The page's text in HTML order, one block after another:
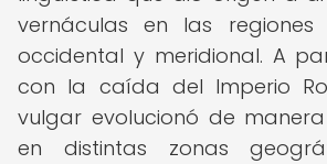
vernáculas en las
occidental y meridional. A
con la caída del Imperio
vulgar evolucionó de
en distintas zonas